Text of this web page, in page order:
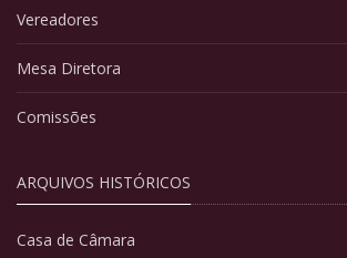
Vereadores
Mesa Diretora
Comissões
ARQUIVOS HISTÓRICOS
Casa de Câmara